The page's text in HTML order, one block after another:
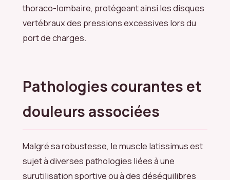
thoraco-lombaire, protégeant ainsi les disques
vertébraux des pressions excessives lors du
port de charges.
Pathologies courantes et
douleurs associées
Malgré sa robustesse, le muscle latissimus est
sujet à diverses pathologies liées à une
surutilisation sportive ou à des déséquilibres